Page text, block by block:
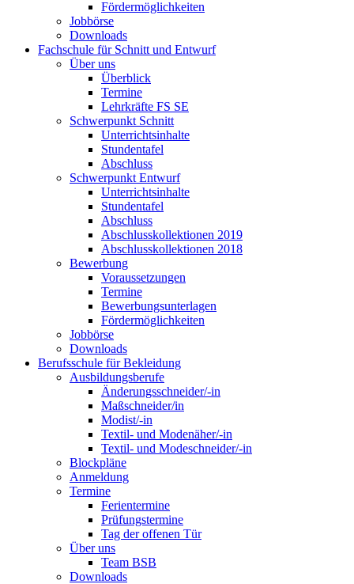
Fördermöglichkeiten
Jobbörse
Downloads
Fachschule für Schnitt und Entwurf
Über uns
Überblick
Termine
Lehrkräfte FS SE
Schwerpunkt Schnitt
Unterrichtsinhalte
Stundentafel
Abschluss
Schwerpunkt Entwurf
Unterrichtsinhalte
Stundentafel
Abschluss
Abschlusskollektionen 2019
Abschlusskollektionen 2018
Bewerbung
Voraussetzungen
Termine
Bewerbungsunterlagen
Fördermöglichkeiten
Jobbörse
Downloads
Berufsschule für Bekleidung
Ausbildungsberufe
Änderungsschneider/-in
Maßschneider/in
Modist/-in
Textil- und Modenäher/-in
Textil- und Modeschneider/-in
Blockpläne
Anmeldung
Termine
Ferientermine
Prüfungstermine
Tag der offenen Tür
Über uns
Team BSB
Downloads